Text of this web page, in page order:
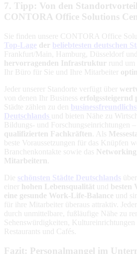
7. Tipp: Von den
CONTORA Office Solutions
Sie finden unsere CONTORA Office
Top-Lage der beliebtesten deutschen
Frankfurt/Main, Hamburg, Düsseldorf
hervorragenden Infrastruktur
rund
Ihr Büro für Sie und Ihre Mitarbeiter
Jeder unserer Standorte verfügt über
von denen Ihr Business erfolgssteigernd
Städte zählen zu den
Deutschlands und bieten Nähe zu
Bildungs- und Forschungseinrichtungen
qualifizierten Fachkräften . Als
beste Voraussetzungen für das Knüpfen
Branchenkontakte sowie das
Mitarbeitern
Die schönsten Städte Deutschlands
einer hohen Lebensqualität und besten
eine gesunde Work-Life-Balance und
für ihre Mitarbeiter überaus attraktiv.
durch unmittelbare, fußläufige Nähe zu
Sehenswürdigkeiten, Kultureinrichtungen
Restaurants und Cafés.
Fazit: Personalmangel im